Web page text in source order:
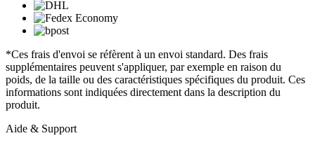
*Ces frais d'envoi se réfèrent à un envoi standard. Des frais
supplémentaires peuvent s'appliquer, par exemple en raison du
poids, de la taille ou des caractéristiques spécifiques du produit. Ces
informations sont indiquées directement dans la description du
produit.
Aide & Support